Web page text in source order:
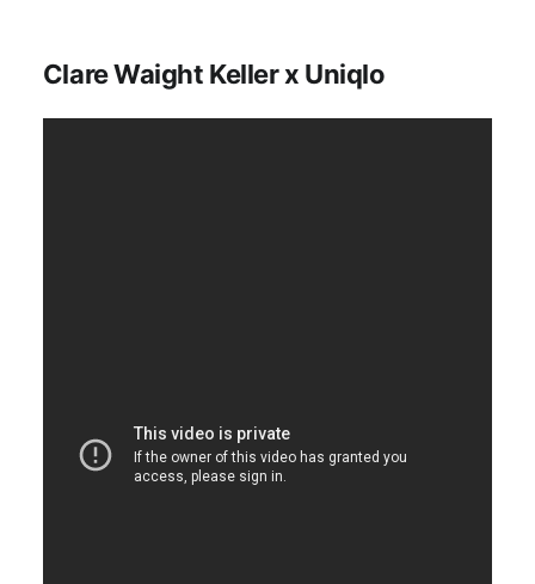
Clare Waight Keller x Uniqlo